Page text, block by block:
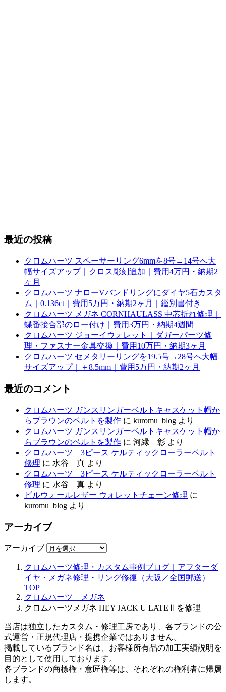
最近の投稿
クロムハーツ スペーサーリング6mmを8号→14号へ大
幅サイズアップ｜クロス彫刻追加｜費用4万円・納期2
ヶ月
クロムハーツ ナローVバンドリングにダイヤ5石カスタ
ム｜0.136ct｜費用5万円・納期2ヶ月｜鑑別書付き
クロムハーツ メガネ CORNHAULASS 中芯折れ修理｜
蝶番接合部のロー付け｜費用3万円・納期4週間
クロムハーツ ジョーイウォレット｜ダガーパーツ修
理・ファスナー金具交換｜費用10万円・納期3ヶ月
クロムハーツ セメタリーリングを19.5号→28号へ大幅
サイズアップ｜＋8.5mm｜費用5万円・納期2ヶ月
最近のコメント
クロムハーツ ガンスリンガーベルトキャスケット帽か
らブラウンのベルトを製作 に kuromu_blog より
クロムハーツ ガンスリンガーベルトキャスケット帽か
らブラウンのベルトを製作 に 河縁 彰 より
クロムハーツ 3ピース ケルティックローラーベルト
修理 に 水谷 真 より
クロムハーツ 3ピース ケルティックローラーベルト
修理 に 水谷 真 より
ビルウォールレザー ウォレットチェーン修理 に
kuromu_blog より
アーカイブ
アーカイブ
クロムハーツ修理・カスタム事例ブログ｜アフターダ
イヤ・メガネ修理・リング修復（大阪／全国郵送）
TOP
クロムハーツ メガネ
クロムハーツメガネ HEY JACK U LATEⅡを修理
当店は独立したカスタム・修理工房であり、各ブランドの公
式運営・正規代理店・提携企業ではありません。
掲載しているブランド名は、お客様所有品の加工実績説明を
目的として使用しております。
各ブランドの商標権・意匠権等は、それぞれの権利者に帰属
します。